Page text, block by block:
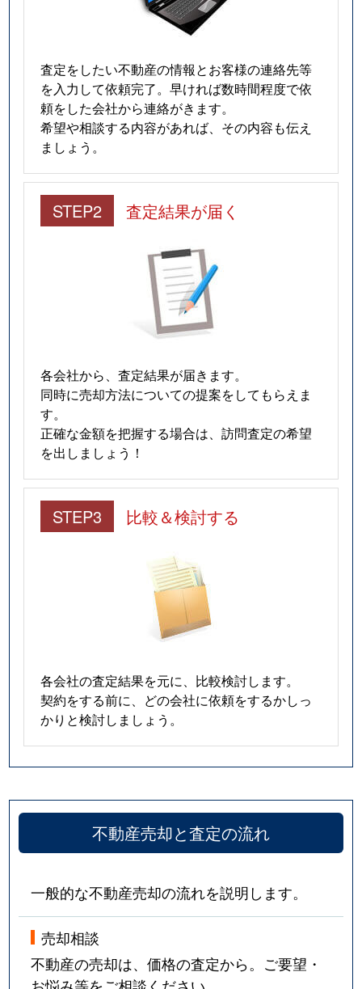
査定をしたい不動産の情報とお客様の連絡先等
を入力して依頼完了。早ければ数時間程度で依
頼をした会社から連絡がきます。
希望や相談する内容があれば、その内容も伝え
ましょう。
STEP2 査定結果が届く
各会社から、査定結果が届きます。
同時に売却方法についての提案をしてもらえま
す。
正確な金額を把握する場合は、訪問査定の希望
を出しましょう！
STEP3 比較＆検討する
各会社の査定結果を元に、比較検討します。
契約をする前に、どの会社に依頼をするかしっ
かりと検討しましょう。
不動産売却と査定の流れ
一般的な不動産売却の流れを説明します。
売却相談
不動産の売却は、価格の査定から。ご要望・
お悩み等をご相談ください。